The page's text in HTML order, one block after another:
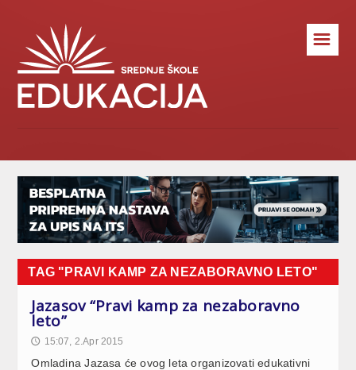
☰
TAG "PRAVI KAMP ZA NEZABORAVNO LETO"
Jazasov “Pravi kamp za nezaboravno
leto”
🕔 15:07, 2.Apr 2015
Omladina Jazasa će ovog leta organizovati edukativni